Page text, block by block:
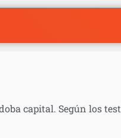
capital. Según los